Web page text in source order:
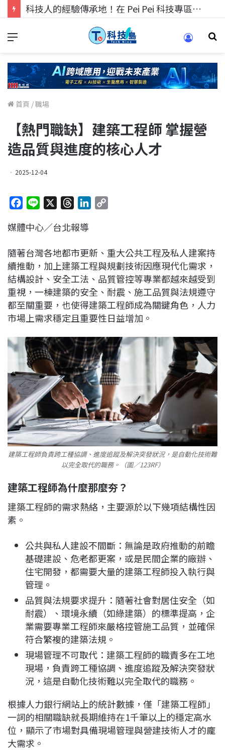
科技人的經驗傳承地！在 Pei Pei 科技專區，與學弟妹交流最硬核的技術
首頁 /職場
【熱門職缺】建築工程師 掌握營
造品質與進度的核心人才
2025-12-04
c
b
o
o
k
n
r
a
d
s
e
d
I
n
L
i
n
k
媒體中心／台北報導
隨著台灣各地都市更新、重大公共工程及私人建案持
續推動，加上建築工程與規劃技術因應現代化需求，
結構設計、安全工法、品質管控等專業都越來越受到
重視，一棟建築的安全、耐震、施工品質與法規遵守
都至關重要，也使得建築工程師成為關鍵角色，人力
市場上需求穩定且重要性日益增加。
建築工程師負責跨工種協調、進度追蹤及解決突發狀況，是自動化技術難
以完全取代的職務。（圖／123RF）
建築工程師為什麼那麼夯？
建築工程師的需求熱絡，主要源於以下幾項結構性因
素。
公共與私人建設不間斷：無論是政府推動的前瞻
基礎建設、危老都更案，或是民間企業的廠辦、
住宅開發，都需要大量的建築工程師投入執行與
管理。
品質與法規要求提升：隨著社會對居住安全（如
耐震）、環境永續（如綠建築）的標準提高，企
業需要專業工程師來嚴格控管施工品質，並確保
符合繁複的建築法規。
現場管理不可取代：建築工程師的職責多在工地
現場，負責跨工種協調、進度追蹤及解決突發狀
況，這是自動化技術難以完全取代的職務。
根據人力銀行網站上的統計數據，僅「建築工程師」
一詞的相關職缺就長期維持在1千筆以上的穩定高水
位，顯示了市場對具備現場管理與營建技術人才的龐
大需求。